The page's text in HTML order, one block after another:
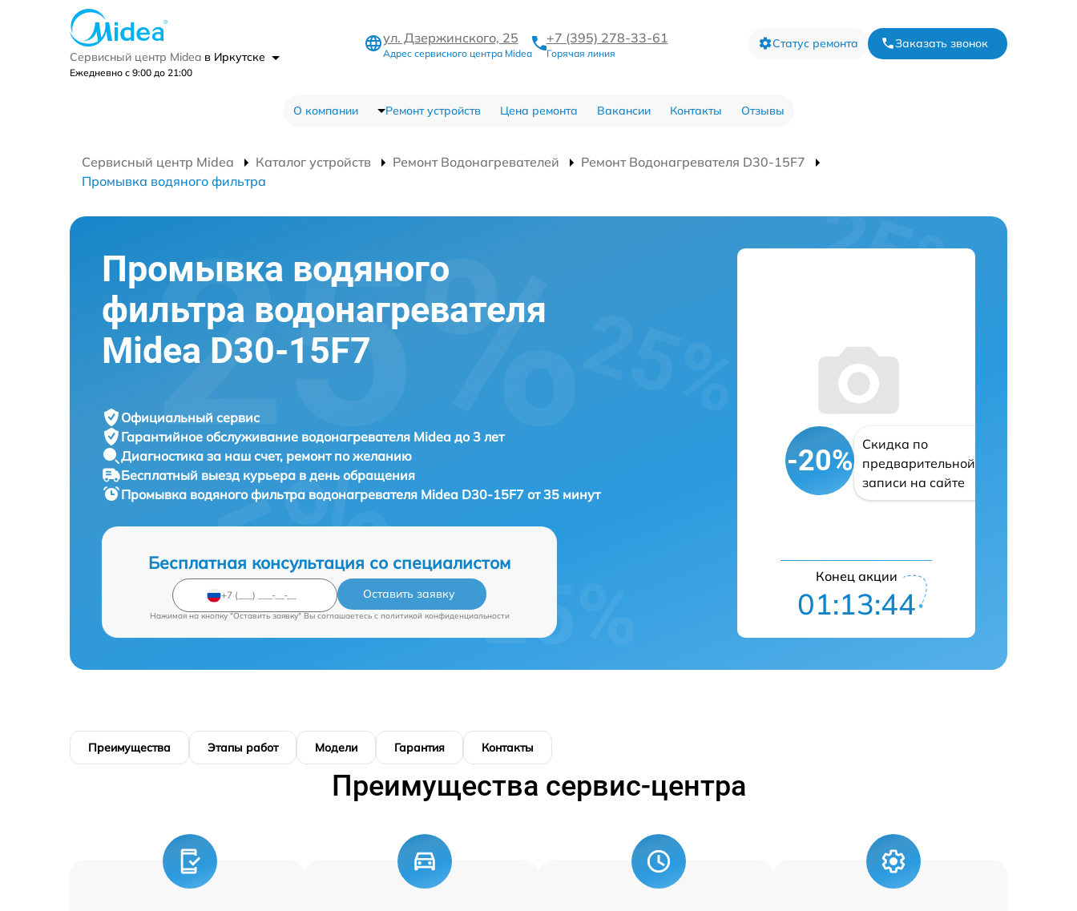
Сервисный центр Midea в Иркутске
Ежедневно с 9:00 до 21:00
ул. Дзержинского, 25
Адрес сервисного центра Midea
+7 (395) 278-33-61
Горячая линия
Статус ремонта Заказать звонок
О компании Ремонт устройств Цена ремонта Вакансии Контакты Отзывы
Сервисный центр Midea Каталог устройств Ремонт Водонагревателей
Ремонт Водонагревателя D30-15F7
Промывка водяного фильтра
Промывка водяного
фильтра водонагревателя
Midea D30-15F7
Официальный сервис
Гарантийное обслуживание водонагревателя Midea до 3 лет
Диагностика за наш счет, ремонт по желанию
Бесплатный выезд курьера в день обращения
Промывка водяного фильтра водонагревателя Midea D30-15F7 от 35 минут
Бесплатная консультация со специалистом
Оставить заявку
Нажимая на кнопку "Оставить заявку" Вы соглашаетесь c политикой конфиденциальности
-20%
Скидка по
предварительной
записи на сайте
Конец акции
01:13:43
Преимущества Этапы работ Модели Гарантия Контакты
Преимущества сервис-центра